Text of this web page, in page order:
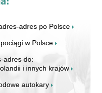
adres po Polsce
w Polsce
adres do:
i innych krajów
autokary